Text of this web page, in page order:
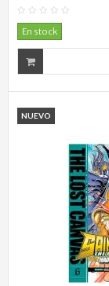
En stock
NUEVO